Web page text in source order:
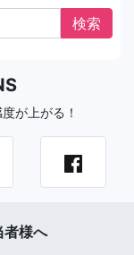
が上がる！
者様へ